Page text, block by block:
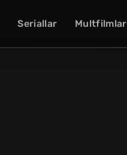
Seriallar Multfilmlar